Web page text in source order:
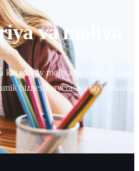
va moliya
moliya bo'yicha chuqur
biznes karyerasiga tayyorlaning.